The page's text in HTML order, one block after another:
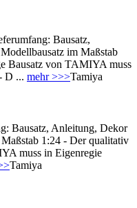
Bausatz,
im Maßstab
Bausatz von TAMIYA muss
D ... mehr >>>Tamiya
Bausatz, Anleitung, Dekor
1:24 - Der qualitativ
muss in Eigenregie
Tamiya